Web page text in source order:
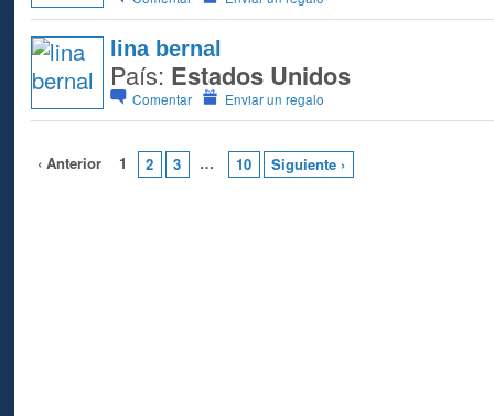
lina bernal
País: Estados Unidos
Comentar Enviar un regalo
‹ Anterior 1 2 3 … 10 Siguiente ›